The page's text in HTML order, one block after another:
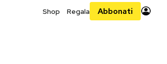
Shop Regala Abbonati